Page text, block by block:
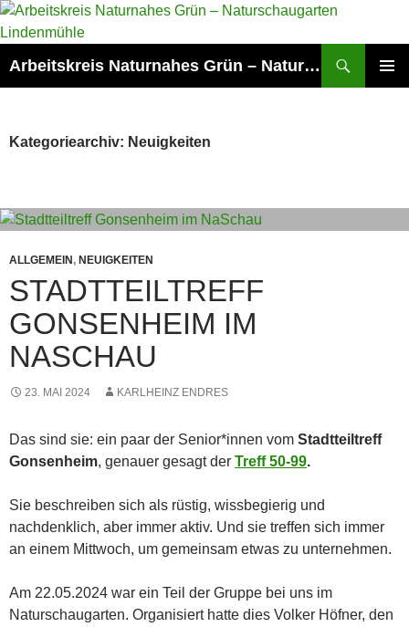
Zum
Inhalt
Arbeitskreis Naturnahes Grün – Naturschaugarten Lindenmühle
Kategoriearchiv: Neuigkeiten
ALLGEMEIN, NEUIGKEITEN
STADTTEILTREFF
GONSENHEIM IM
NASCHAU
23. MAI 2024 KARLHEINZ ENDRES
Das sind sie: ein paar der Senior*innen vom Stadtteiltreff
Gonsenheim, genauer gesagt der Treff 50-99.
Sie beschreiben sich als rüstig, wissbegierig und
nachdenklich, aber immer aktiv. Und sie treffen sich immer
an einem Mittwoch, um gemeinsam etwas zu unternehmen.
Am 22.05.2024 war ein Teil der Gruppe bei uns im
Naturschaugarten. Organisiert hatte dies Volker Höfner, den